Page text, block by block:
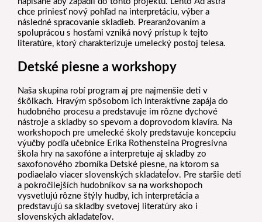
chce priniesť nový pohľad na interpretáciu, výber a
následné spracovanie skladieb. Prearanžovaním a
spoluprácou s hosťami vzniká nový prístup k tejto
literatúre, ktorý charakterizuje umelecký postoj telesa.
Detské piesne a workshopy
Naša skupina robí program aj pre najmenšie deti v
śkôlkach. Hravým spôsobom ich interaktívne zapája do
hudobného procesu a predstavuje im rôzne dychové
nástroje a skladby so spevom a doprovodom klavíra. Na
workshopoch pre umelecké śkoly predstavuje koncepciu
výučby podľa učebnice Erika Rothensteina Progresívna
škola hry na saxofóne a interpretuje aj skladby zo
saxofonového zborníka Detské piesne, na ktorom sa
podiaelalo viacer slovenských skladateĺov. Pre staršie deti
a pokročilejších hudobníkov sa na workshopoch
vysvetlujú rôzne štýly hudby, ich interpretácia a
predstavujú sa skladby svetovej literatúry ako i
slovenských akladateľov.